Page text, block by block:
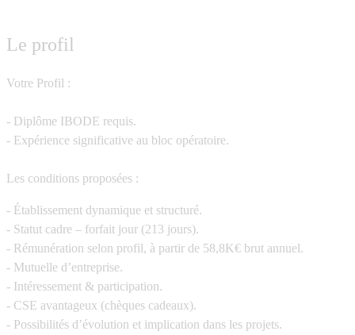
Le profil
Votre Profil :
- Diplôme IBODE requis.
- Expérience significative au bloc opératoire.
Les conditions proposées :
- Établissement dynamique et structuré.
- Statut cadre – forfait jour (213 jours).
- Rémunération selon profil, à partir de 58,8K€ brut annuel.
- Mutuelle d’entreprise.
- Intéressement & participation.
- CSE avantageux (chèques cadeaux).
- Possibilités d’évolution et implication dans les projets.